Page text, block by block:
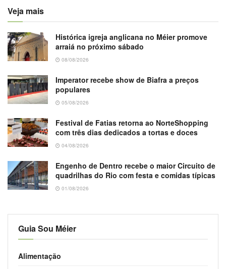
Veja mais
Histórica igreja anglicana no Méier promove
arraiá no próximo sábado
08/08/2026
Imperator recebe show de Biafra a preços
populares
05/08/2026
Festival de Fatias retorna ao NorteShopping
com três dias dedicados a tortas e doces
04/08/2026
Engenho de Dentro recebe o maior Circuito de
quadrilhas do Rio com festa e comidas típicas
01/08/2026
Guia Sou Méier
Alimentação